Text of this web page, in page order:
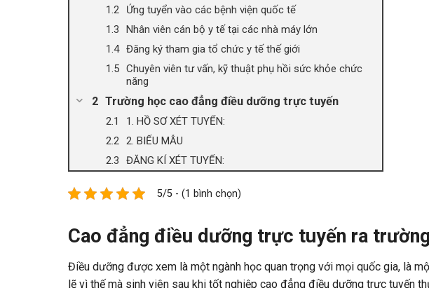
Ứng tuyển vào các bệnh viện quốc tế
Nhân viên cán bộ y tế tại các nhà máy lớn
Đăng ký tham gia tổ chức y tế thế giới
Chuyên viên tư vấn, kỹ thuật phụ hồi sức khỏe chức
năng
Trường học cao đẳng điều dưỡng trực tuyến
1. HỒ SƠ XÉT TUYỂN:
2. BIỂU MẪU
ĐĂNG KÍ XÉT TUYỂN:
5/5 - (1 bình chọn)
Cao đẳng điều dưỡng trực tuyến ra
Điều dưỡng được xem là một ngành học quan trọng với mọi quốc gia, là
lẽ vì thế mà sinh viên sau khi tốt nghiệp cao đẳng điều dưỡng trực tuyến